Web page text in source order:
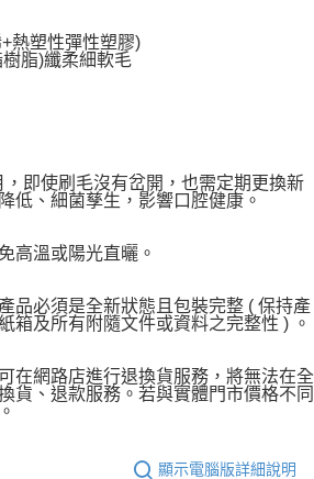
熱塑性彈性塑膠)
脂)纖柔細軟毛
即使刷毛沒有岔開，也需定期更換新
低、細菌孳生，影響口腔健康。
高溫或陽光直曬。
品必須是全新狀態且包裝完整 ( 保持產
箱及所有附隨文件或資料之完整性 ) 。
在網路店進行退換貨服務，將無法在全
貨、退款服務。若與實體門市價格不同
顯示電腦版詳細說明